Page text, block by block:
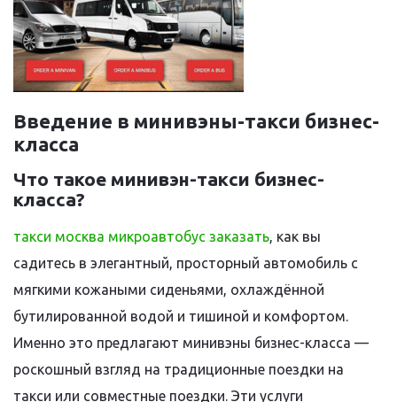
Введение в минивэны-такси бизнес-
класса
Что такое минивэн-такси бизнес-
класса?
такси москва микроавтобус заказать, как вы
садитесь в элегантный, просторный автомобиль с
мягкими кожаными сиденьями, охлаждённой
бутилированной водой и тишиной и комфортом.
Именно это предлагают минивэны бизнес-класса —
роскошный взгляд на традиционные поездки на
такси или совместные поездки. Эти услуги